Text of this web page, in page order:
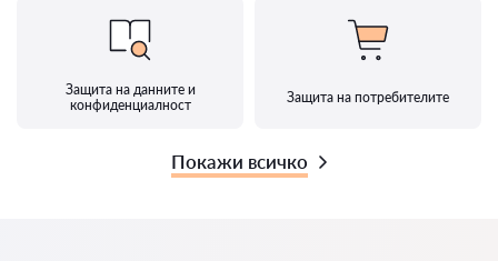
Защита на данните и
конфиденциалност
Защита на потребителите
Покажи всичко